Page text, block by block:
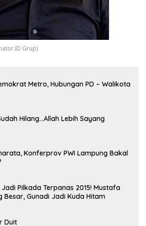
Grup)
Metro, Hubungan PD – Walikota
Hilang…Allah Lebih Sayang
Konferprov PWI Lampung Bakal
Pilkada Terpanas 2015! Mustafa
Besar, Gunadi Jadi Kuda Hitam
Duit